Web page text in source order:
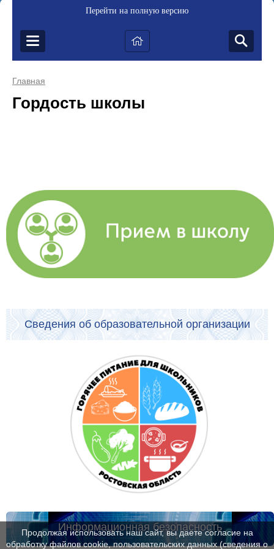
Перейти на полную версию
Главная
Гордость школы
Сведения об образовательной организации
Информационная безопасность
Продолжая использовать наш сайт, вы даете согласие на
обработку файлов cookie, пользовательских данных (сведения о